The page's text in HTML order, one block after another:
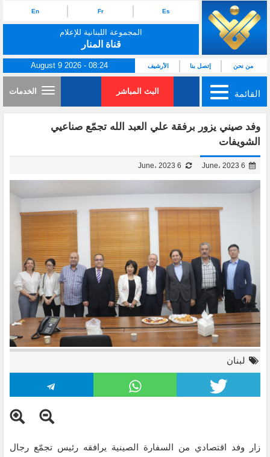
Es
Fr
En
المجموعة اللبنانية للإعلام
قناة المنار
من نحن إتصل بنا الأرشيف August 9 2026 - 08:24
القائمة البث المباشر الخدمات
وفد صيني يزور برفقة علي العبد الله تجمّع صناعيي
الشويفات
لبنان
زار وفد اقتصادي من السفارة الصينية يرافقه رئيس تجمّع رجال